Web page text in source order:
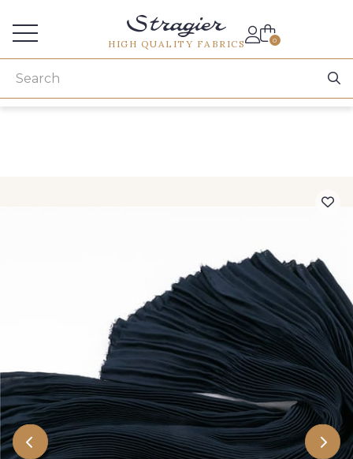
HIGH QUALITY FABRICS 0